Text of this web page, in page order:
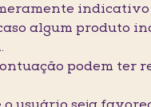
algum produto
podem ter